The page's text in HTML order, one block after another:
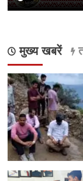
मुख्य खबरें